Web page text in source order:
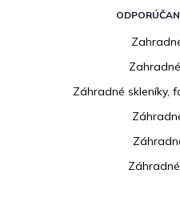
Záhradné skleníky,